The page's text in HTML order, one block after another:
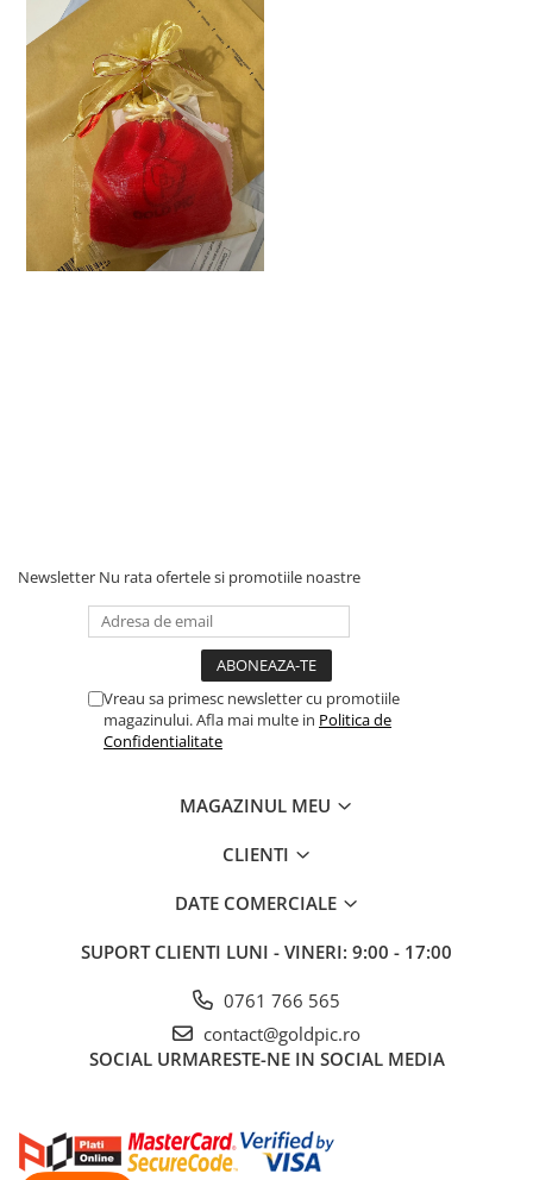
Newsletter Nu rata ofertele si promotiile noastre
Vreau sa primesc newsletter cu promotiile
magazinului. Afla mai multe in Politica de
Confidentialitate
MAGAZINUL MEU
CLIENTI
DATE COMERCIALE
SUPORT CLIENTI LUNI - VINERI: 9:00 - 17:00
0761 766 565
contact@goldpic.ro
SOCIAL URMARESTE-NE IN SOCIAL MEDIA